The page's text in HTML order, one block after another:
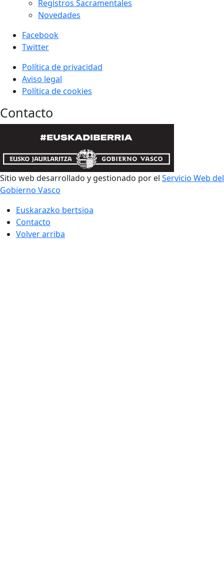
Registros Sacramentales
Novedades
Facebook
Twitter
Política de privacidad
Aviso legal
Política de cookies
Contacto
Sitio web desarrollado y gestionado por el Servicio Web del
Gobierno Vasco
Euskarazko bertsioa
Contacto
Volver arriba